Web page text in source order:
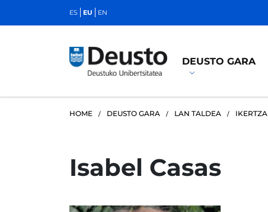
ES EU EN
DEUSTO GARA
HOME DEUSTO GARA LAN TALDEA
Isabel Casas